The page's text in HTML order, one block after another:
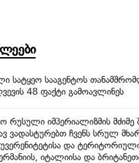
სატყეო სააგენტოს
48 ფაქტი გამოავლინეს
რუსული იმპერიალიზმის მძიმე
ვადასტურებთ ჩვენს სრულ
და
იტალიისა და